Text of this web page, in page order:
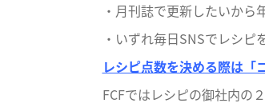
・月刊誌で更新したいから
・いずれ毎日SNSでレシ
レシピ点数を決める際は「
FCFではレシピの御社内の